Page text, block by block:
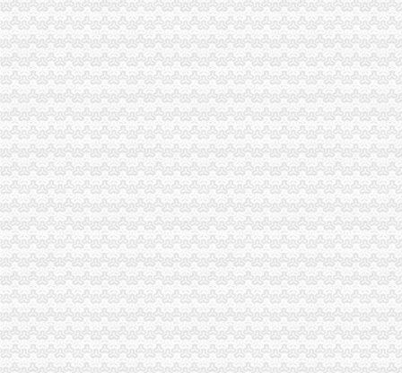
海关物流企业内训-海关物流企业内训课程-诺达名师
海关物流管理系统那个好？_管理前线_天涯论坛_天涯社区
【平台对接海关物流】-平台对接海关物流价格|批发-平台对接海关物流
润衡海关物流风险管理软件有限公司
【海关物流业务整车零担全国专线运输】价格,厂家,图片-中国网库
邮政海关（国际）快件物流公司|邮政海关（国际）快件物流公司网站
海关物流企业公开课_海关物流课程网-诺达名师网
大工业区海关货运公司_云同盟
深圳海关查验货物指定物流公司存储被指涉嫌垄断|海关|货物|物流公司_
深圳海关查验货指定物流公司存储被指涉嫌垄断|深圳海关|指定物流公
海关改革带旺物流业_资讯中心_中国物流与采购网
上海关先生-物流公司|物流企业页-中国物流交易中心（智慧
海关物流监管【价格,厂家,求购,什么品牌好】-中国制造网,西安
海关物流监管系统供应,海关物流监管系统商机--软件
立刻查–海关编码|空运查询–免费的国际物流查询平台
海关工作人员成立物流公司收进出口商仓储费_新闻_腾讯网
上海海关监管物流公司供应,上海海关监管物流公司商机--
【大工业区海关,物流,货运公司】价格_厂家_图片-Hc360慧聪网
深圳佳速达物流3吨海关监管车运输公司
物流做海关他们报关是怎么搞的？_搜问问